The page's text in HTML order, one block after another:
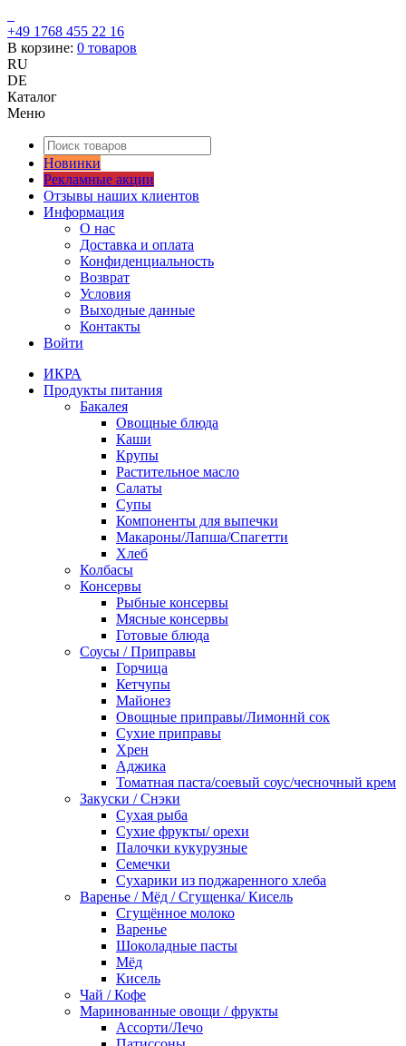
+49 1768 455 22 16
В корзине: 0 товаров
RU
DE
Каталог
Меню
Новинки
Рекламные акции
Отзывы наших клиентов
Информация
О нас
Доставка и оплата
Конфиденциальность
Возврат
Условия
Выходные данные
Контакты
Войти
ИКРА
Продукты питания
Бакалея
Овощные блюда
Каши
Крупы
Растительное масло
Салаты
Супы
Компоненты для выпечки
Макароны/Лапша/Спагетти
Хлеб
Колбасы
Консервы
Рыбные консервы
Мясные консервы
Готовые блюда
Соусы / Приправы
Горчица
Кетчупы
Майонез
Овощные приправы/Лимоннй сок
Сухие приправы
Хрен
Аджика
Томатная паста/соевый соус/чесночный крем
Закуски / Снэки
Сухая рыба
Сухие фрукты/ орехи
Палочки кукурузные
Семечки
Сухарики из поджаренного хлеба
Варенье / Мёд / Сгущенка/ Кисель
Сгущённое молоко
Варенье
Шоколадные пасты
Мёд
Кисель
Чай / Кофе
Маринованные овощи / фрукты
Ассорти/Лечо